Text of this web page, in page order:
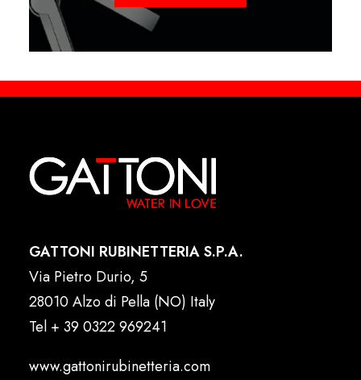
GATTONI RUBINETTERIA S.P.A.
Via Pietro Durio, 5
28010 Alzo di Pella (NO) Italy
Tel + 39 0322 969241
www.gattonirubinetteria.com